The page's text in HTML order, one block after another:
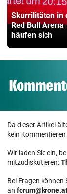
Skurrilitäten in
Red Bull Arena
häufen sich
Da dieser Artikel
kein
Wir laden Sie ein,
mitzudiskutieren:
Bei Fragen können
an forum@krone.at